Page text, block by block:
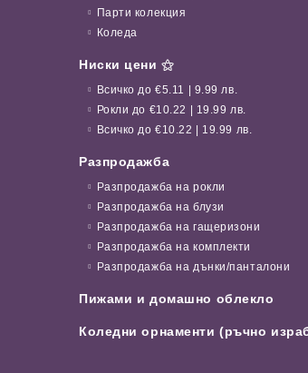
Парти колекция
Коледа
Ниски цени ⚝
Всичко до €5.11 | 9.99 лв.
Рокли до €10.22 | 19.99 лв.
Всичко до €10.22 | 19.99 лв.
Разпродажба
Разпродажба на рокли
Разпродажба на блузи
Разпродажба на гащеризони
Разпродажба на комплекти
Разпродажба на дънки/панталони
Пижами и домашно облекло
Коледни орнаменти (ръчно